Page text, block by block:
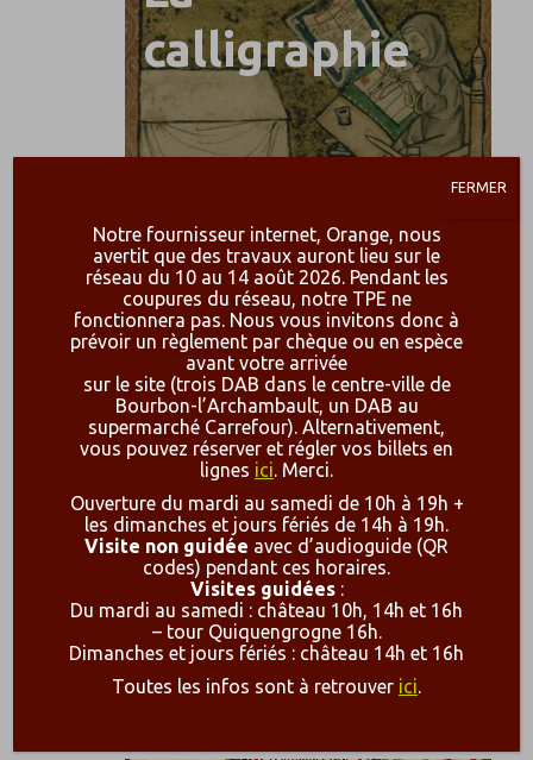
calligraphie
Comprendre
les bases de
l'archi
Notre fournisseur internet, Orange, nous
avertit que des travaux auront lieu sur le
réseau du 10 au 14 août 2026. Pendant les
coupures du réseau, notre TPE ne
fonctionnera pas. Nous vous invitons donc à
prévoir un règlement par chèque ou en espèce
avant votre arrivée
sur le site (trois DAB dans le centre-ville de
Bourbon-l’Archambault, un DAB au
supermarché Carrefour). Alternativement,
vous pouvez réserver et régler vos billets en
lignes ici. Merci.
Ouverture du mardi au samedi de 10h à 19h +
les dimanches et jours fériés de 14h à 19h.
Visite non guidée avec d’audioguide (QR
codes) pendant ces horaires.
Visites guidées:
Du mardi au samedi : château 10h, 14h et 16h
– tour Quiquengrogne 16h.
Dimanches et jours fériés : château 14h et 16h
Toutes les infos sont à retrouver ici.
FERMER